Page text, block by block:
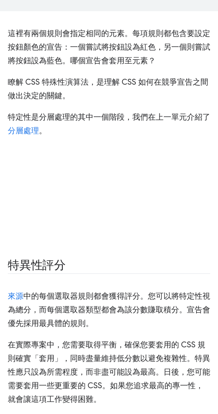
這裡有兩個規則會指定相同的元素。每項規則都包含要設定
按鈕顏色的宣告：一個嘗試將按鈕設為紅色，另一個則嘗試
將按鈕設為藍色。哪個宣告會套用至元素？
瞭解 CSS 特殊性演算法，是理解 CSS 如何在競爭宣告之間
做出決定的關鍵。
特定性是分層處理的其中一個階段，我們在上一單元介紹了
分層處理。
特異性評分
來源中的每個選取器規則都會獲得評分。您可以將特定性視
為總分，而每個選取器類型都會為該分數賺取積分。宣告會
優先採用最具體的規則。
在實際專案中，您需要取得平衡，確保您要套用的 CSS 規
則確實「套用」
，同時盡量維持低分數以避免複雜性。特異
性應只設為所需程度，而非盡可能設為最高。日後，您可能
需要套用一些更重要的 CSS。如果您追求最高的專一性，
就會讓這項工作變得困難。